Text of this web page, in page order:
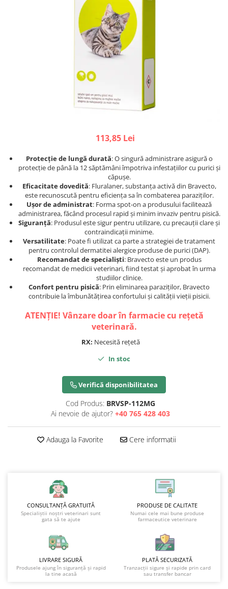
Afecțiuni neurologice
Afecțiuni renale și urinare
Afecțiuni respiratorii
Hrană umedă
Hrană uscată
Recompense și snack-uri
Igienă
Igienă orală
Șampoane și balsamuri
Afecțiuni neurologice
Afecțiuni respiratorii
Afecțiuni renale și urinare
Hrană umedă
Hrană uscată
Igienă
Așternut Tofu / Nisip
Igienă orală
Șampoane și balsamuri
113,85 Lei
Protecție de lungă durată: O singură administrare asigură o
protecție de până la 12 săptămâni împotriva infestațiilor cu purici și
căpușe.
Eficacitate dovedită: Fluralaner, substanța activă din Bravecto,
este recunoscută pentru eficiența sa în combaterea paraziților.
Ușor de administrat: Forma spot-on a produsului facilitează
administrarea, făcând procesul rapid și minim invaziv pentru pisică.
Siguranță: Produsul este sigur pentru utilizare, cu precauții clare și
contraindicații minime.
Versatilitate: Poate fi utilizat ca parte a strategiei de tratament
pentru controlul dermatitei alergice produse de purici (DAP).
Recomandat de specialiști: Bravecto este un produs
recomandat de medicii veterinari, fiind testat și aprobat în urma
studiilor clinice.
Confort pentru pisică: Prin eliminarea paraziților, Bravecto
contribuie la îmbunătățirea confortului și calității vieții pisicii.
ATENȚIE! Vânzare doar în farmacie cu rețetă
veterinară.
RX: Necesită rețetă
In stoc
Verifică disponibilitatea
Cod Produs: BRVSP-112MG
Ai nevoie de ajutor? +40 765 428 403
Adauga la Favorite Cere informatii
CONSULTANȚĂ GRATUITĂ
Specialiștii noștri veterinari sunt
gata să te ajute
PRODUSE DE CALITATE
Numai cele mai bune produse
farmaceutice veterinare
LIVRARE SIGURĂ
Produsele ajung în siguranță și rapid
la tine acasă
PLATĂ SECURIZATĂ
Tranzacții sigure și rapide prin card
sau transfer bancar